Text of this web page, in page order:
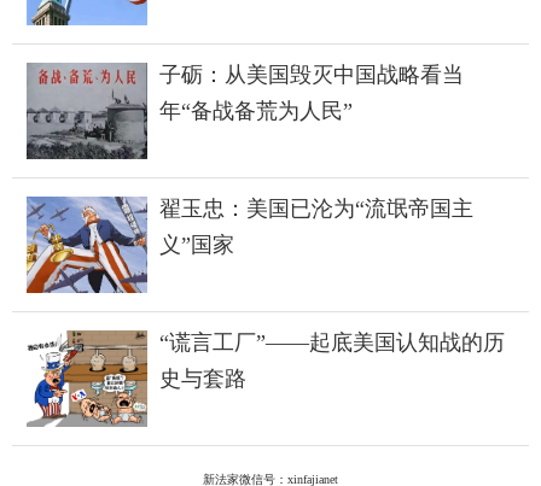
子砺：从美国毁灭中国战略看当
年“备战备荒为人民”
翟玉忠：美国已沦为“流氓帝国主
义”国家
“谎言工厂”——起底美国认知战的历
史与套路
新法家微信号：xinfajianet